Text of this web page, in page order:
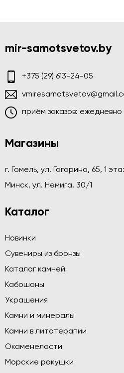
mir-samotsvetov.by
+375 (29) 613-24-05
приём заказов: ежедневно
Магазины
г. Гомель, ул. Гагарина, 65, 1
Минск, ул. Немига, 30/1
Каталог
Новинки
Сувениры из бронзы
Каталог камней
Кабошоны
Украшения
Камни и минералы
Камни в литотерапии
Окаменелости
Морские ракушки